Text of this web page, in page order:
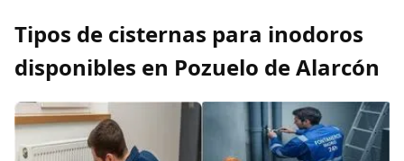
Tipos de cisternas para inodoros
disponibles en Pozuelo de Alarcón